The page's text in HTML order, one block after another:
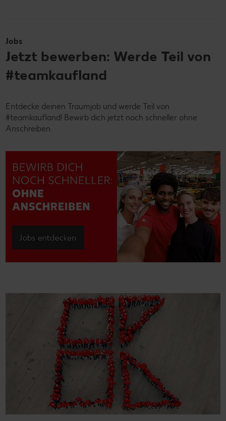
Jobs
Jetzt bewerben: Werde Teil von
#teamkaufland
Entdecke deinen Traumjob und werde Teil von
#teamkaufland! Bewirb dich jetzt noch schneller ohne
Anschreiben.